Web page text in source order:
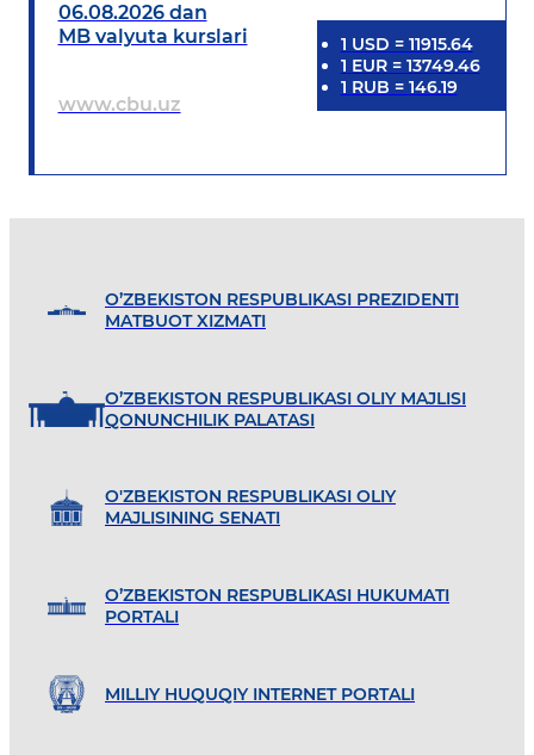
06.08.2026 dan
MB valyuta kurslari
www.cbu.uz
1 USD = 11915.64
1 EUR= 13749.46
1 RUB = 146.19
O’ZBEKISTON RESPUBLIKASI PREZIDENTI
MATBUOT XIZMATI
O’ZBEKISTON RESPUBLIKASI OLIY MAJLISI
QONUNCHILIK PALATASI
O'ZBEKISTON RESPUBLIKASI OLIY
MAJLISINING SENATI
O’ZBEKISTON RESPUBLIKASI HUKUMATI
PORTALI
MILLIY HUQUQIY INTERNET PORTALI